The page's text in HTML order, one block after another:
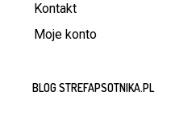
Kontakt
Moje konto
BLOG STREFAPSOTNIKA.PL